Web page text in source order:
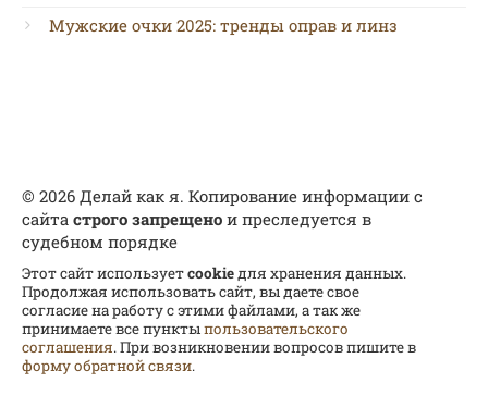
Мужские очки 2025: тренды оправ и линз
© 2026 Делай как я. Копирование информации с
сайта строго запрещено и преследуется в
судебном порядке
Этот сайт используетcookieдля хранения данных.
Продолжая использовать сайт, вы даете свое
согласие на работу с этими файлами, а так же
принимаете все пунктыпользовательского
соглашения. При возникновении вопросов пишите в
форму обратной связи.